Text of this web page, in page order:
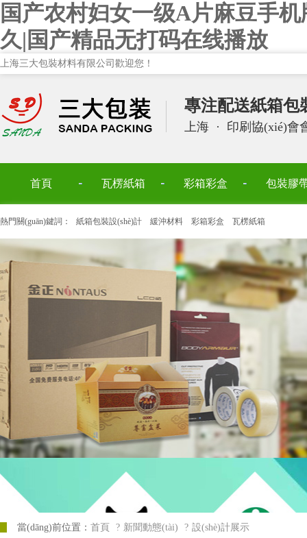
国产农村妇女一级A片麻豆手
久|国产精品无打码在线播放
上海三大包裝材料有限公司歡迎您！
專注配送紙箱包
上海 · 印刷協(xié)會
首頁 瓦楞紙箱 彩箱彩盒 包裝膠
熱門關(guān)鍵詞： 紙箱包裝設(shè)計 緩沖材料 彩箱彩盒 瓦楞紙箱
當(dāng)前位置： 首頁 ? 新聞動態(tài) ? 設(shè)計展示